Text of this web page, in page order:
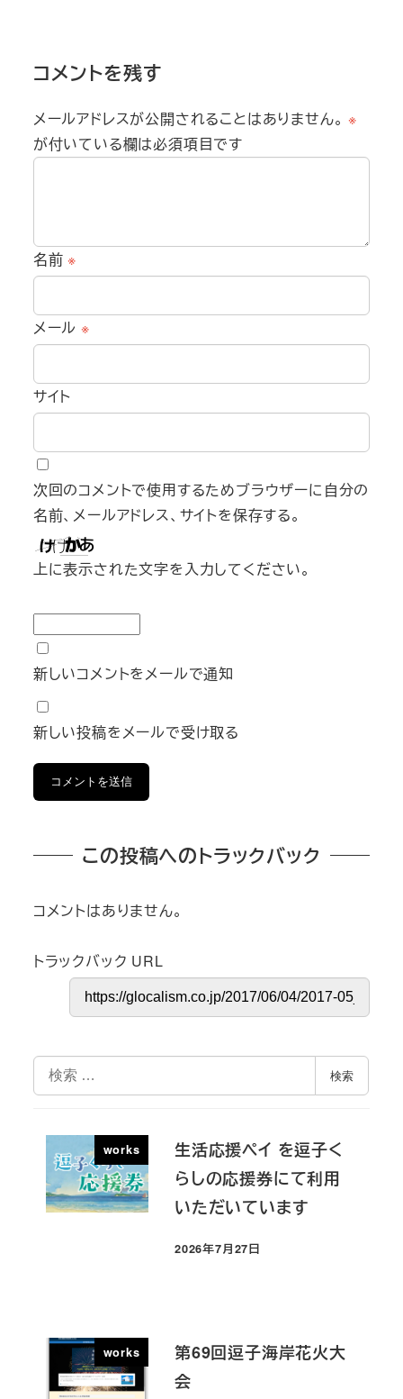
コメントを残す
メールアドレスが公開されることはありません。 ※
が付いている欄は必須項目です
名前※
メール ※
サイト
次回のコメントで使用するためブラウザーに自分の
名前、メールアドレス、サイトを保存する。
上に表示された文字を入力してください。
新しいコメントをメールで通知
新しい投稿をメールで受け取る
この投稿へのトラックバック
コメントはありません。
トラックバック URL
索
検索
works
生活応援ペイ を逗子く
らしの応援券にて利用
いただいています
投稿日
2026年7月27日
works
第69回逗子海岸花火大
会